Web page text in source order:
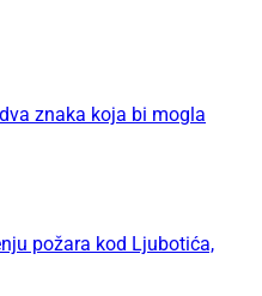
znaka koja bi mogla
požara kod Ljubotića,